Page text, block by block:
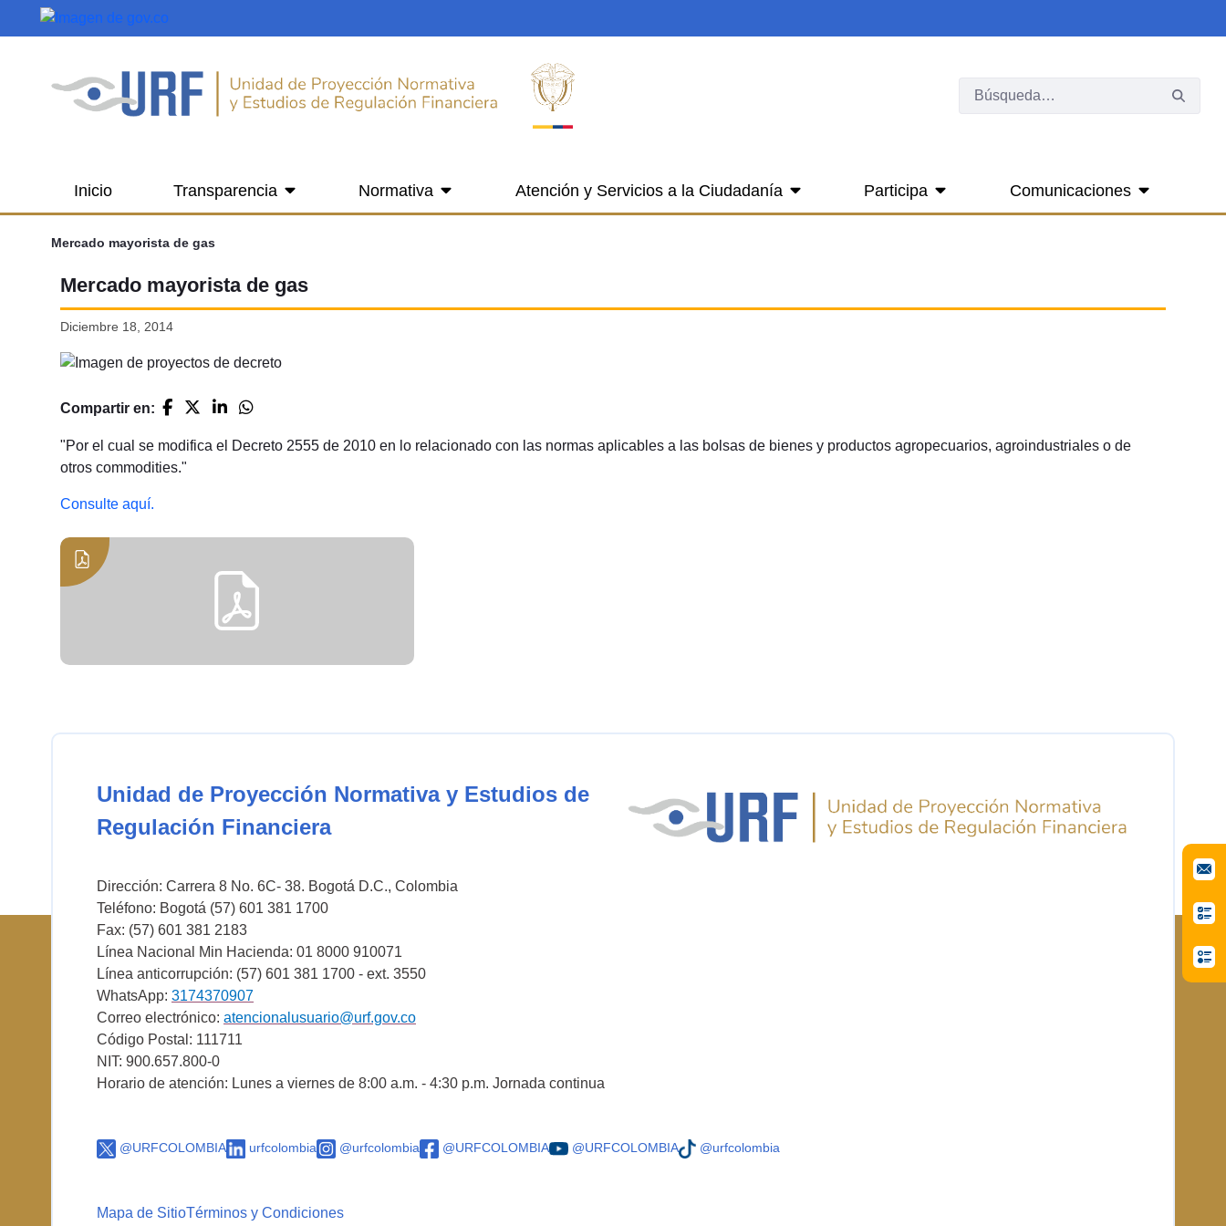
Saltar al contenido principal
Inicio Transparencia Normativa Atención y Servicios a la Ciudadanía Participa Comunicaciones
Mercado mayorista de gas
Mercado mayorista de gas
Diciembre 18, 2014
Compartir en:
"Por el cual se modifica el Decreto 2555 de 2010 en lo relacionado con las normas aplicables a las bolsas de bienes y productos agropecuarios, agroindustriales o de
otros commodities."
Consulte aquí.
Unidad de Proyección Normativa y Estudios de
Regulación Financiera
Dirección: Carrera 8 No. 6C- 38. Bogotá D.C., Colombia
Teléfono: Bogotá (57) 601 381 1700
Fax: (57) 601 381 2183
Línea Nacional Min Hacienda: 01 8000 910071
Línea anticorrupción: (57) 601 381 1700 - ext. 3550
WhatsApp: 3174370907
Correo electrónico: atencionalusuario@urf.gov.co
Código Postal: 111711
NIT: 900.657.800-0
Horario de atención: Lunes a viernes de 8:00 a.m. - 4:30 p.m. Jornada continua
@URFCOLOMBIA urfcolombia @urfcolombia @URFCOLOMBIA @URFCOLOMBIA @urfcolombia
Mapa de SitioTérminos y Condiciones